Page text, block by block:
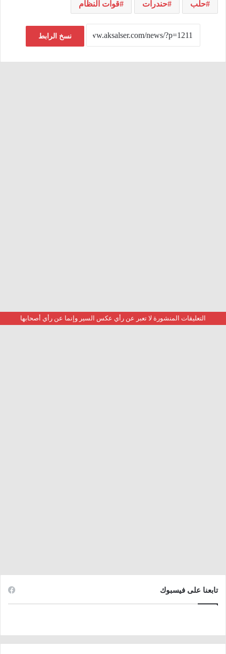
حلب حندرات قوات النظام
نسخ الرابط
التعليقات المنشورة لا تعبر عن رأي عكس السير وإنما عن رأي أصحابها
تابعنا على فيسبوك